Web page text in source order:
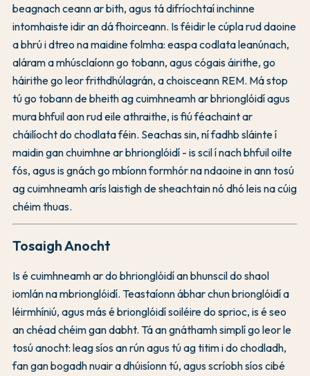
beagnach ceann ar bith, agus tá difríochtaí inchinne
intomhaiste idir an dá fhoirceann. Is féidir le cúpla rud daoine
a bhrú i dtreo na maidine folmha: easpa codlata leanúnach,
aláram a mhúsclaíonn go tobann, agus cógais áirithe, go
háirithe go leor frithdhúlagrán, a choisceann REM. Má stop
tú go tobann de bheith ag cuimhneamh ar bhrionglóidí agus
mura bhfuil aon rud eile athraithe, is fiú féachaint ar
cháilíocht do chodlata féin. Seachas sin, ní fadhb sláinte í
maidin gan chuimhne ar bhrionglóidí - is scil í nach bhfuil oilte
fós, agus is gnách go mbíonn formhór na ndaoine in ann tosú
ag cuimhneamh arís laistigh de sheachtain nó dhó leis na cúig
chéim thuas.
Tosaigh Anocht
Is é cuimhneamh ar do bhrionglóidí an bhunscil do shaol
iomlán na mbrionglóidí. Teastaíonn ábhar chun brionglóidí a
léirmhíniú, agus más é brionglóidí soiléire do sprioc, is é seo
an chéad chéim gan dabht. Tá an gnáthamh simplí go leor le
tosú anocht: leag síos an rún agus tú ag titim i do chodladh,
fan gan bogadh nuair a dhúisíonn tú, agus scríobh síos cibé